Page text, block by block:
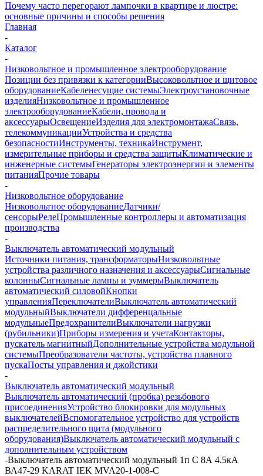
Почему часто перегорают лампочки в квартире и люстре:
основные причины и способы решения
Главная
-
Каталог
-
Низковольтное и промышленное электрооборудование
Позиции без привязки к категорииВысоковольтное и щитовое
оборудованиеКабеленесущие системыЭлектроустановочные
изделияНизковольтное и промышленное
электрооборудованиеКабели, провода и
аксессуарыОсвещениеИзделия для электромонтажаСвязь,
телекоммуникацииУстройства и средства
безопасностиИнструменты, техникаИнструмент,
измерительные приборы и средства защитыКлиматические и
инженерные системыГенераторы электроэнергии и элементы
питанияПрочие товары
-
Низковольтное оборудование
Низковольтное оборудованиеДатчики/
сенсорыРелеПромышленные контроллеры и автоматизация
производства
-
Выключатель автоматический модульный
Источники питания, трансформаторыНизковольтные
устройства различного назначения и аксессуарыСигнальные
колонныСигнальные лампы и зуммерыВыключатель
автоматический силовойКнопки
управленияПереключателиВыключатель автоматический
модульныйВыключатели дифференцальные
модульныеПредохранителиВыключатели нагрузки
(рубильники)Приборы измерения и учетаКонтакторы,
пускатель магнитныйДополнительные устройства модульной
системыПреобразователи частоты, устройства плавного
пускаПосты управления и джойстики
-
Выключатель автоматический модульный
Выключатель автоматический (пробка) резьбового
присоединенияУстройство блокировки для модульных
выключателейВспомогательное устройство для устройств
распределительного щита (модульного
оборудования)Выключатель автоматический модульный с
дополнительным устройством
-Выключатель автоматический модульный 1п C 8А 4.5кА
ВА47-29 KARAT IEK MVA20-1-008-C